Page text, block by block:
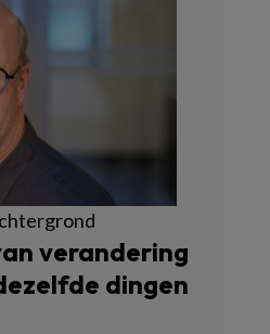
verandering
dingen